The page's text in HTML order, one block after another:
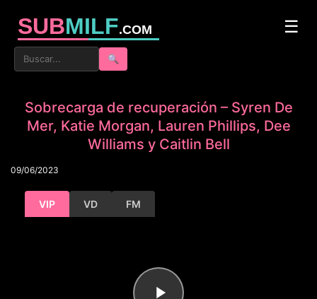
SUBMILF.COM ☰
🔍
Sobrecarga de recuperación – Syren De
Mer, Katie Morgan, Lauren Phillips, Dee
Williams y Caitlin Bell
09/06/2023
VIP VD FM